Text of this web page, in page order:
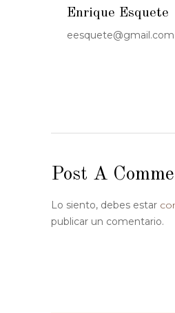
Enrique Esquete
eesquete@gmail.com
Post A
Lo siento, debes estar
publicar un comentario.